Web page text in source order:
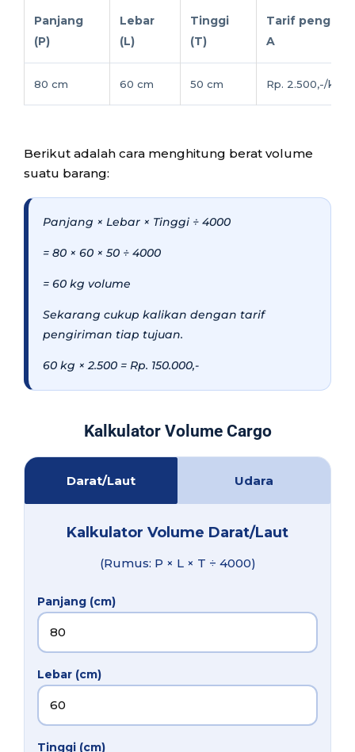
Panjang
(P)
Lebar
(L)
Tinggi
(T)
Tarif
A
80 cm 60 cm 50 cm Rp. 2.500,-/kg
Berikut adalah cara menghitung berat volume
suatu barang:
Panjang × Lebar × Tinggi ÷ 4000
= 80 × 60 × 50 ÷ 4000
= 60 kg volume
Sekarang cukup kalikan dengan tarif
pengiriman tiap tujuan.
60 kg × 2.500 = Rp. 150.000,-
Kalkulator Volume Cargo
Darat/Laut Udara
Kalkulator Volume Darat/Laut
(Rumus: P × L × T ÷ 4000)
Panjang (cm)
Lebar (cm)
Tinggi (cm)